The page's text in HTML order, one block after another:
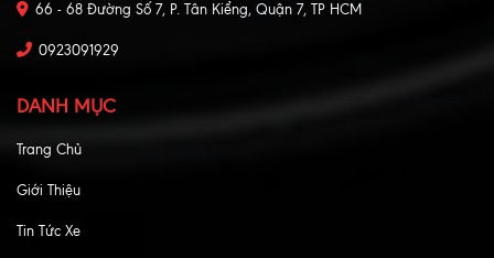
66 - 68 Đường Số 7, P. Tân Kiểng, Quận 7, TP HCM
0923091929
DANH MỤC
Trang Chủ
Giới Thiệu
Tin Tức Xe